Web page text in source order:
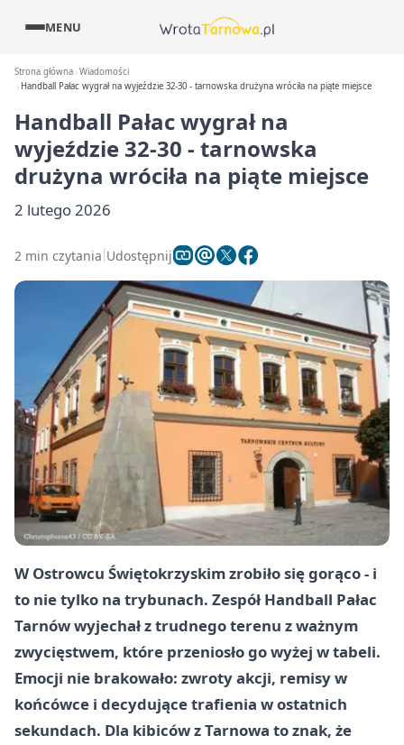
MENU
Strona główna Wiadomości
Handball Pałac wygrał na wyjeździe 32-30 - tarnowska drużyna wróciła na piąte miejsce
Handball Pałac wygrał na
wyjeździe 32-30 - tarnowska
drużyna wróciła na piąte miejsce
2 lutego 2026
2 min czytania Udostępnij
W Ostrowcu Świętokrzyskim zrobiło się gorąco - i
to nie tylko na trybunach. Zespół Handball Pałac
Tarnów wyjechał z trudnego terenu z ważnym
zwycięstwem, które przeniosło go wyżej w tabeli.
Emocji nie brakowało: zwroty akcji, remisy w
końcówce i decydujące trafienia w ostatnich
sekundach. Dla kibiców z Tarnowa to znak, że